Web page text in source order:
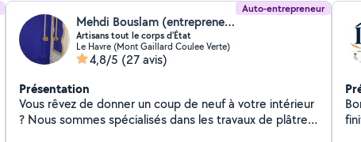
Auto-entrepreneur
Mehdi Bouslam (entrepreneur)
Artisans tout le corps d'État
Le Havre (Mont Gaillard Coulee Verte)
4,8/5 (27 avis)
Présentation
Vous rêvez de donner un coup de neuf à votre intérieur
? Nous sommes spécialisés dans les travaux de plâtre,
finitions et